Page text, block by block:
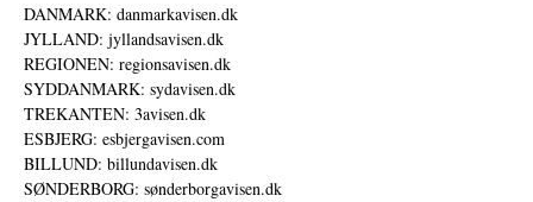
DANMARK: danmarkavisen.dk
JYLLAND: jyllandsavisen.dk
REGIONEN: regionsavisen.dk
SYDDANMARK: sydavisen.dk
TREKANTEN: 3avisen.dk
ESBJERG: esbjergavisen.com
BILLUND: billundavisen.dk
SØNDERBORG: sønderborgavisen.dk